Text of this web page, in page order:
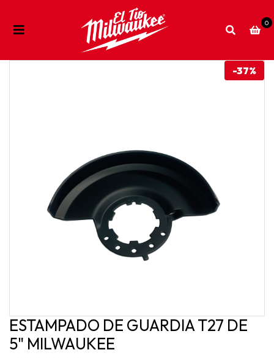
0
-37%
ESTAMPADO DE GUARDIA T27 DE
5" MILWAUKEE